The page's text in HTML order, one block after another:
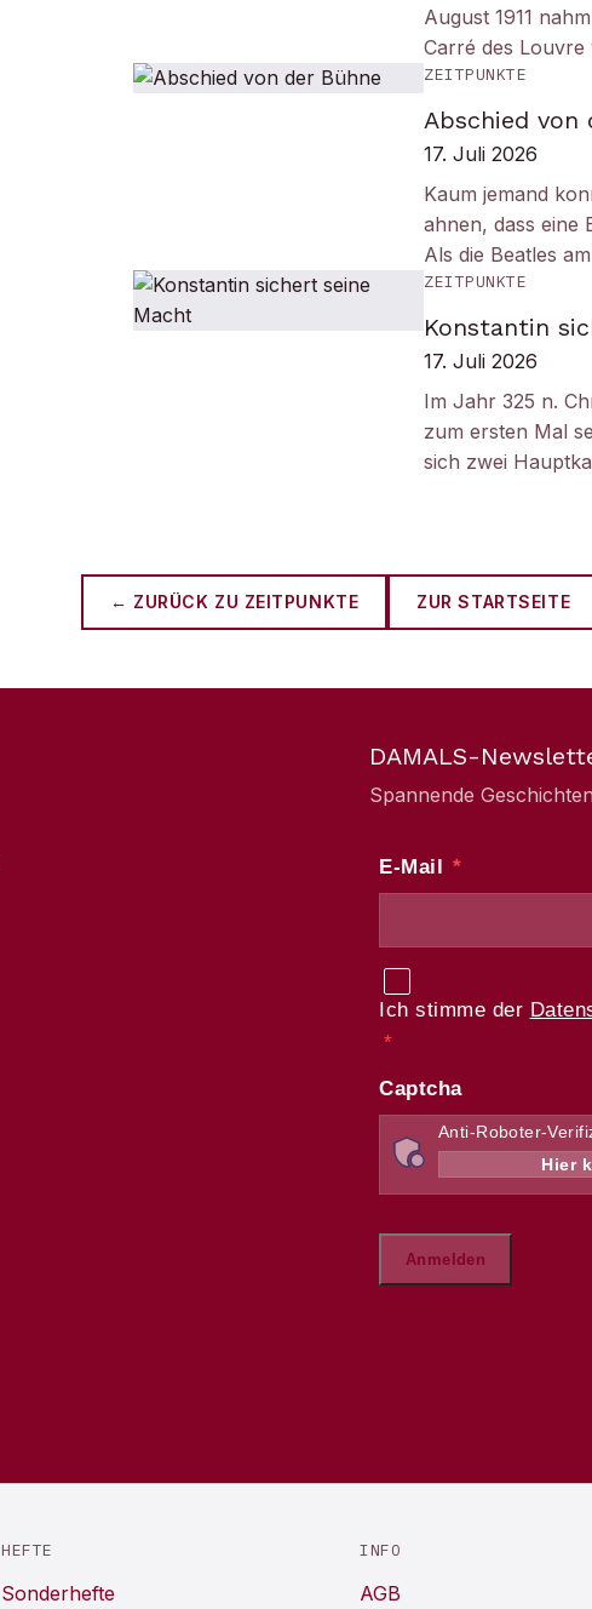
August 1911
Carré des
ZEITPUNKTE
Abschied von
17. Juli 2026
Kaum jemand
ahnen, dass eine
Als die Beatles
ZEITPUNKTE
Konstantin
17. Juli 2026
Im Jahr 325 n.
zum ersten Mal
sich zwei
← ZURÜCK ZU ZEITPUNKTE ZUR STARTSEITE
DAMALS-
Spannende
HEFTE
Sonderhefte
INFO
AGB